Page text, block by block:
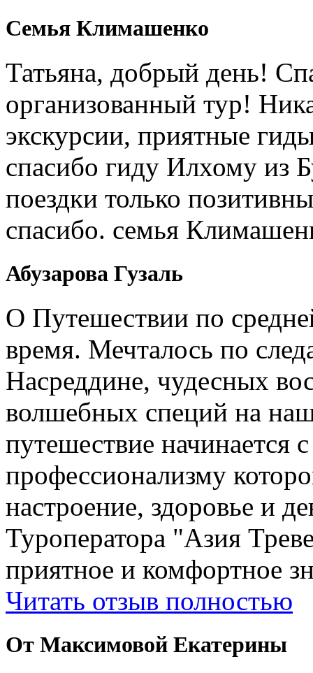
Cемья Климашенко
Татьяна, добрый день!
организованный тур!
экскурсии, приятные
спасибо гиду Илхому из
поездки только
спасибо. семья
Абузарова Гузаль
О Путешествии по
время. Мечталось по
Насреддине, чудесных
волшебных специй на
путешествие
профессионализму
настроение, здоровье и
Туроператора "Азия
приятное и комфортное
Читать отзыв полностью
От Максимовой Екатерины